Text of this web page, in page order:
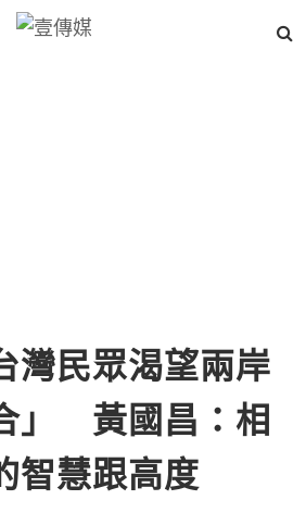
灣民眾渴望兩岸
」 黃國昌：相
智慧跟高度